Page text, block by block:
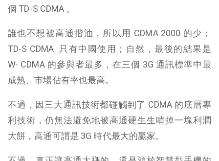
個 TD-S CDMA 。
誰也不想被高通揩油，所以用 CDMA 2000 的少；
TD-S CDMA 只有中國使用；自然，最後的結果是
W- CDMA 的參與者最多，在三個 3G 通訊標準中最
成熟、市場佔有率也最高。
不過，因三大通訊技術都碰觸到了 CDMA 的底層專
利技術，仍無法避免地被高通硬生生啃掉一塊利潤
大餅，高通可謂是 3G 時代最大的贏家。